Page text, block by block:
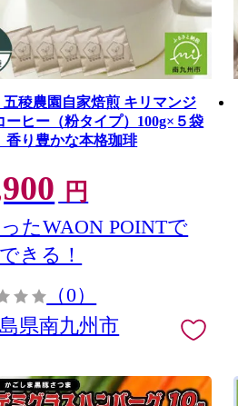
五稜農園自家焙煎 キリマンジ
ーヒー（粉タイプ）100g×５袋
香り豊かな本格珈琲
円
たWAON POINTで
きる！
（0）
県南九州市